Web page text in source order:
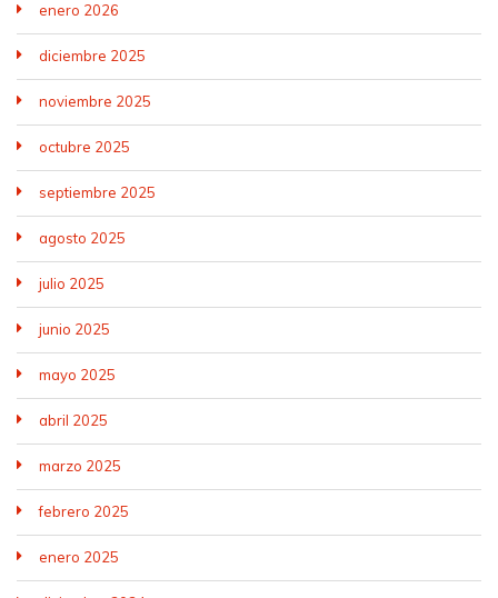
enero 2026
diciembre 2025
noviembre 2025
octubre 2025
septiembre 2025
agosto 2025
julio 2025
junio 2025
mayo 2025
abril 2025
marzo 2025
febrero 2025
enero 2025